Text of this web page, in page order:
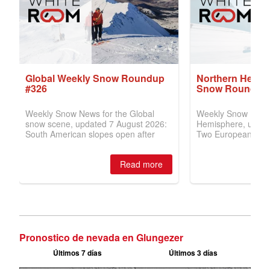
Pronostico de nevada en Glungezer
Últimos 7 días Últimos 3 días